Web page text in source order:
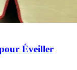
Éveiller